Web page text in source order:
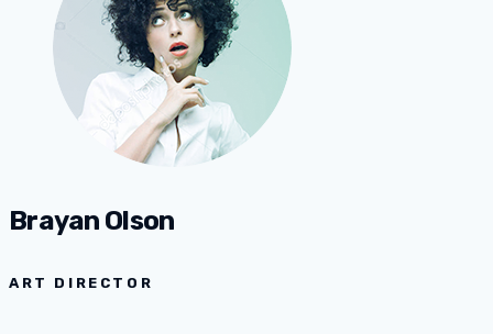
Brayan Olson
ART DIRECTOR